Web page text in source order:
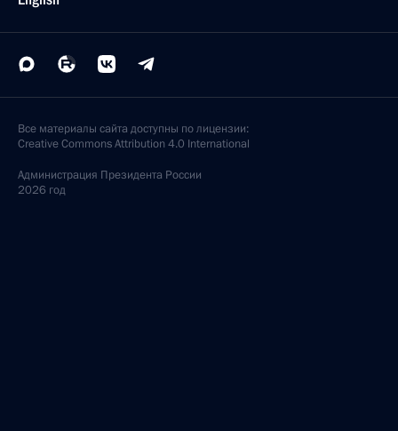
Все материалы сайта доступны по лицензии:
Creative Commons Attribution 4.0 International
Администрация Президента России
2026 год